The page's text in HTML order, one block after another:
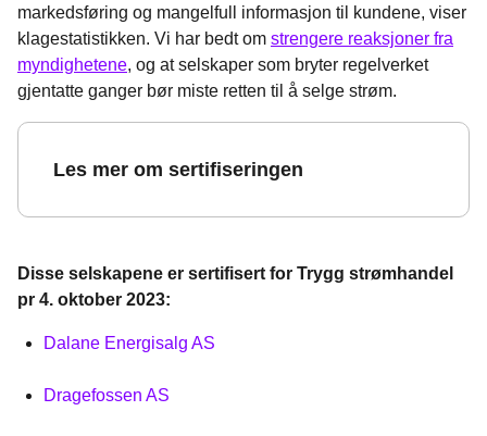
markedsføring og mangelfull informasjon til kundene, viser
klagestatistikken. Vi har bedt om strengere reaksjoner fra
myndighetene, og at selskaper som bryter regelverket
gjentatte ganger bør miste retten til å selge strøm.
Les mer om sertifiseringen
Disse selskapene er sertifisert for Trygg strømhandel
pr 4. oktober 2023:
Dalane Energisalg AS
Dragefossen AS